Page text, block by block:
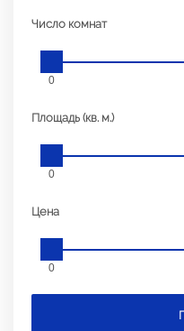
Число комнат
0
Площадь (кв. м.)
0
Цена
0